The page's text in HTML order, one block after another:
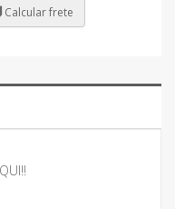
Calcular frete